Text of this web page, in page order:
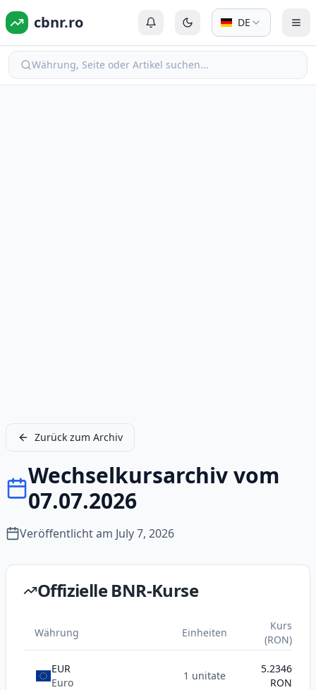
cbnr.ro Anmelden oder Registrieren
Zum dunklen Modus
DE
Währung, Seite oder Artikel suchen...
Zurück zum Archiv
Wechselkursarchiv vom
07.07.2026
Veröffentlicht am July 7, 2026
Offizielle BNR-Kurse
Währung Einheiten
Kurs
(RON)
EUR
Euro
1 unitate
5.2346
RON